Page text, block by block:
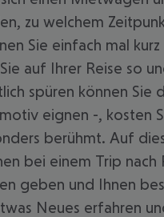
zu welchem
Sie einfach mal
auf Ihrer Reise so
spüren können Sie
eignen -, kosten
berühmt. Auf
bei einem Trip
geben und Ihnen
Neues erfahren